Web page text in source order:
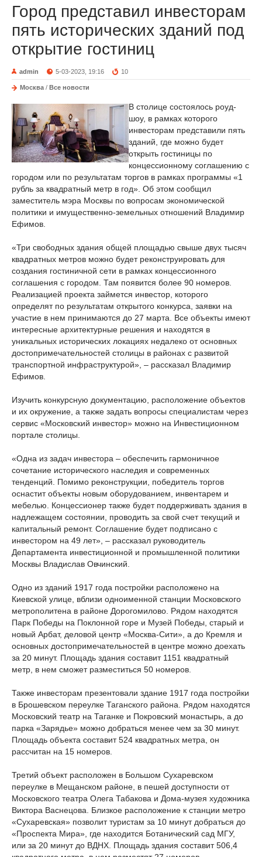
Город представил инвесторам
пять исторических зданий под
открытие гостиниц
admin 5-03-2023, 19:16 10
Москва / Все новости
В столице состоялось роуд-
шоу, в рамках которого
инвесторам представили пять
зданий, где можно будет
открыть гостиницы по
концессионному соглашению с
городом или по результатам торгов в рамках программы «1
рубль за квадратный метр в год». Об этом сообщил
заместитель мэра Москвы по вопросам экономической
политики и имущественно-земельных отношений Владимир
Ефимов.
«Три свободных здания общей площадью свыше двух тысяч
квадратных метров можно будет реконструировать для
создания гостиничной сети в рамках концессионного
соглашения с городом. Там появится более 90 номеров.
Реализацией проекта займется инвестор, которого
определят по результатам открытого конкурса, заявки на
участие в нем принимаются до 27 марта. Все объекты имеют
интересные архитектурные решения и находятся в
уникальных исторических локациях недалеко от основных
достопримечательностей столицы в районах с развитой
транспортной инфраструктурой», – рассказал Владимир
Ефимов.
Изучить конкурсную документацию, расположение объектов
и их окружение, а также задать вопросы специалистам через
сервис «Московский инвестор» можно на Инвестиционном
портале столицы.
«Одна из задач инвестора – обеспечить гармоничное
сочетание исторического наследия и современных
тенденций. Помимо реконструкции, победитель торгов
оснастит объекты новым оборудованием, инвентарем и
мебелью. Концессионер также будет поддерживать здания в
надлежащем состоянии, проводить за свой счет текущий и
капитальный ремонт. Соглашение будет подписано с
инвестором на 49 лет», – рассказал руководитель
Департамента инвестиционной и промышленной политики
Москвы Владислав Овчинский.
Одно из зданий 1917 года постройки расположено на
Киевской улице, вблизи одноименной станции Московского
метрополитена в районе Дорогомилово. Рядом находятся
Парк Победы на Поклонной горе и Музей Победы, старый и
новый Арбат, деловой центр «Москва-Сити», а до Кремля и
основных достопримечательностей в центре можно доехать
за 20 минут. Площадь здания составит 1151 квадратный
метр, в нем сможет разместиться 50 номеров.
Также инвесторам презентовали здание 1917 года постройки
в Брошевском переулке Таганского района. Рядом находятся
Московский театр на Таганке и Покровский монастырь, а до
парка «Зарядье» можно добраться менее чем за 30 минут.
Площадь объекта составит 524 квадратных метра, он
рассчитан на 15 номеров.
Третий объект расположен в Большом Сухаревском
переулке в Мещанском районе, в пешей доступности от
Московского театра Олега Табакова и Дома-музея художника
Виктора Васнецова. Близкое расположение к станции метро
«Сухаревская» позволит туристам за 10 минут добраться до
«Проспекта Мира», где находится Ботанический сад МГУ,
или за 20 минут до ВДНХ. Площадь здания составит 506,4